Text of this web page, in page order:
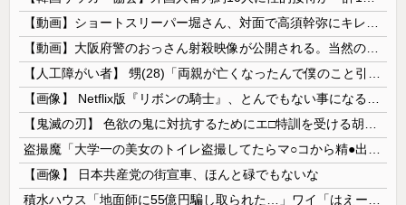
【画像】 日本共産党の街宣車、ほんと碌でもないな